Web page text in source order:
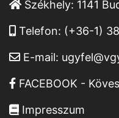
Székhely: 1141
Telefon: (+36-1)
E-mail:
FACEBOOK -
Impresszum